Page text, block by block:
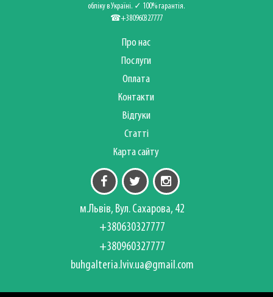
обліку в Україні. ✓ 100% гарантія.
☎+380960327777
Про нас
Послуги
Оплата
Контакти
Відгуки
Статті
Карта сайту
м.Львів, Вул. Сахарова, 42
+380630327777
+380960327777
buhgalteria.lviv.ua@gmail.com